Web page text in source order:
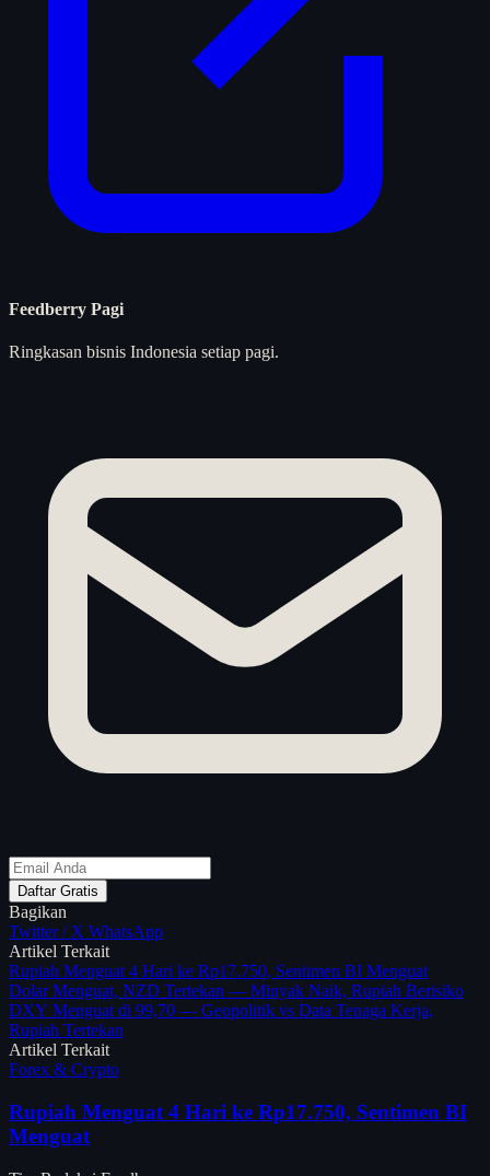
Feedberry Pagi
Ringkasan bisnis Indonesia setiap pagi.
Daftar Gratis
Bagikan
Twitter / X WhatsApp
Artikel Terkait
Rupiah Menguat 4 Hari ke Rp17.750, Sentimen BI Menguat
Dolar Menguat, NZD Tertekan — Minyak Naik, Rupiah Berisiko
DXY Menguat di 99,70 — Geopolitik vs Data Tenaga Kerja,
Rupiah Tertekan
Artikel Terkait
Forex & Crypto
Rupiah Menguat 4 Hari ke Rp17.750, Sentimen BI
Menguat